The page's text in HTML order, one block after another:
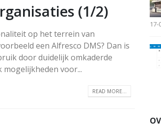
(1/2)
op het terrein van
een Alfresco DMS? Dan is
door duidelijk omkaderde
voor...
READ MORE...
gebruik nieuwe
applicatie
23-10-2025
E-mail account
toevoegen in SuiteCRM
17-